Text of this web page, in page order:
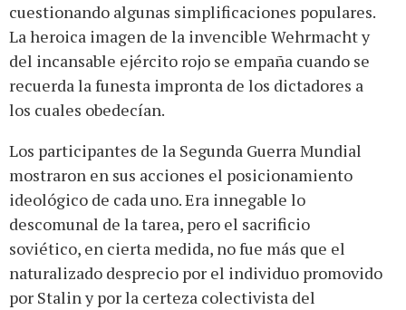
cuestionando algunas simplificaciones populares.
La heroica imagen de la invencible Wehrmacht y
del incansable ejército rojo se empaña cuando se
recuerda la funesta impronta de los dictadores a
los cuales obedecían.
Los participantes de la Segunda Guerra Mundial
mostraron en sus acciones el posicionamiento
ideológico de cada uno. Era innegable lo
descomunal de la tarea, pero el sacrificio
soviético, en cierta medida, no fue más que el
naturalizado desprecio por el individuo promovido
por Stalin y por la certeza colectivista del